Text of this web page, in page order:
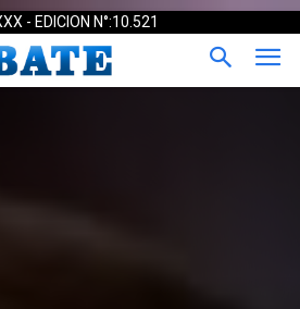
- EDICION N°:10.521